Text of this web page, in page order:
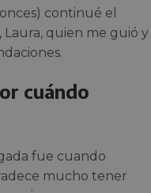
continué el
Laura, quien me guió y
cuándo
fue cuando
mucho tener